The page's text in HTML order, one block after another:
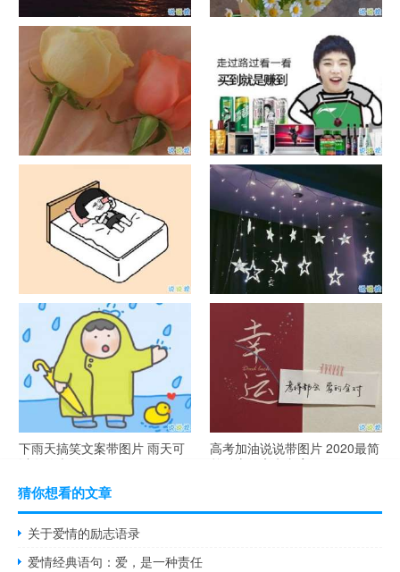
日出文案温柔句子 看日出的微
信说说配图
晒风景照的唯美说说配图 适合
发风景的朋友圈文案
官宣恋爱的说说配图 官宣句子
抖音摆地摊文案 摆地摊的搞笑
说说带图片
谐音梗土味情话大全带图片 油
腻搞笑的土味情话
很酷的霸气句子带图片 最新霸
气说说高冷范
下雨天搞笑文案带图片 雨天可
以发的幽默句子
高考加油说说带图片 2020最简
单励志的高考文案
猜你想看的文章
关于爱情的励志语录
爱情经典语句：爱，是一种责任